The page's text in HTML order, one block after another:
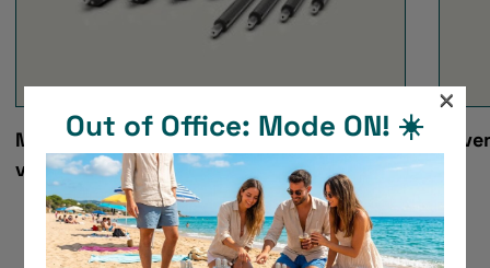
MagLift – Magnetische Feder für
vertikale Anwendungen
Out of Office: Mode ON! ☀️
×